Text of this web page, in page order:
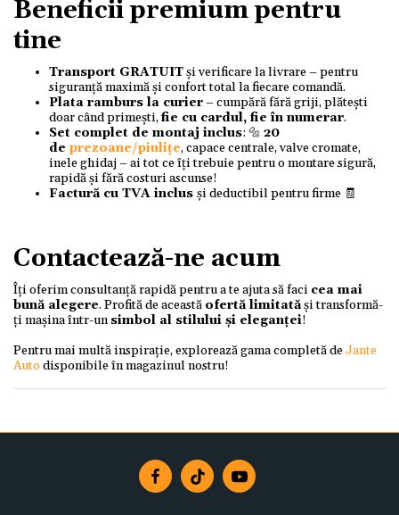
Beneficii premium pentru
tine
Transport GRATUITși verificare la livrare – pentru
siguranță maximă și confort total la fiecare comandă.
Plata ramburs la curier– cumpără fără griji, plătești
doar când primești,fie cu cardul, fie în numerar.
Set complet de montaj inclus: 🔩 20
de prezoane/piulițe, capace centrale, valve cromate,
inele ghidaj – ai tot ce îți trebuie pentru o montare sigură,
rapidă și fără costuri ascunse!
Factură cu TVA inclus și deductibil pentru firme 🧾
Contactează-ne acum
Îți oferim consultanță rapidă pentru a te ajuta să faci cea mai
bună alegere. Profită de această ofertă limitatăși transformă-
ți mașina într-unsimbol al stilului și eleganței!
Pentru mai multă inspirație, explorează gama completă deJante
Autodisponibile în magazinul nostru!